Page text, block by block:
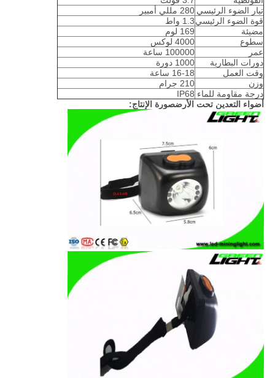
تيار الضوء الرئيسي 280 مللي أمبير
قوة الضوء الرئيسي1.3 واط
مضيئة
169 لوم
سطوع
4000 لوكس
عمر
100000 ساعة
دورات البطارية
1000 دورة
وقت العمل
16-18 ساعة
وزن
210 جرام
درجة مقاومة للماء IP68
أضواء التعدين تحت الأرضصورة الإنتاج: